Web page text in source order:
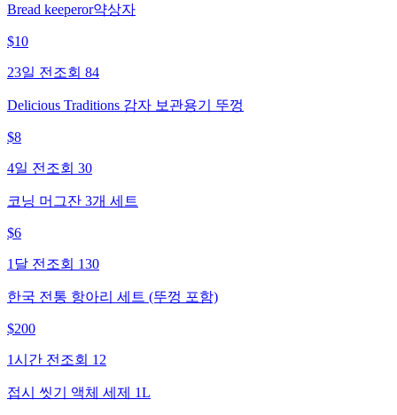
Bread keeperor약상자
$10
23일 전 조회 84
Delicious Traditions 감자 보관용기 뚜껑
$8
4일 전 조회 30
코닝 머그잔 3개 세트
$6
1달 전 조회 130
한국 전통 항아리 세트 (뚜껑 포함)
$200
1시간 전 조회 12
접시 씻기 액체 세제 1L